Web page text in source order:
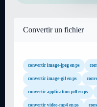
Convertir un fichier
convertir image-jpeg en ps
convertir image-gif en ps
convertir application-pdf en ps
convertir video-mp4 en ps